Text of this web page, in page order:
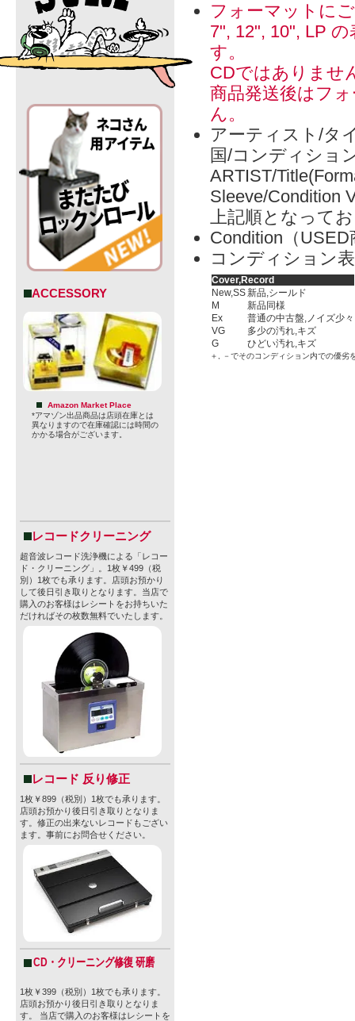
ACCESSORY
Amazon Market Place
*アマゾン出品商品は店頭在庫とは
異なりますので在庫確認には時間の
かかる場合がございます。
レコードクリーニング
超音波レコード洗浄機による「レコー
ド・クリーニング」。1枚￥499（税
別）1枚でも承ります。店頭お預かり
して後日引き取りとなります。当店で
購入のお客様はレシートをお持ちいた
だければその枚数無料でいたします。
レコード 反り修正
1枚￥899（税別）1枚でも承ります。
店頭お預かり後日引き取りとなりま
す。修正の出来ないレコードもござい
ます。事前にお問合せください。
CD・クリーニング修復 研磨
1枚￥399（税別）1枚でも承ります。
店頭お預かり後日引き取りとなりま
す。 当店で購入のお客様はレシートを
フォーマットに
7", 12", 10", LP
す。
CDではありませ
商品発送後はフ
ん。
アーティスト/タ
国/コンディショ
ARTIST/
Sleeve/Condition
上記順となって
Condition（
コンディション
Cover,Record
New,SS新品,シールド
M
新品同様
Ex
普通の中古盤,ノイズ少々
VG
多少の汚れ,キズ
G
ひどい汚れ,キズ
＋, －でそのコンディション内での優劣